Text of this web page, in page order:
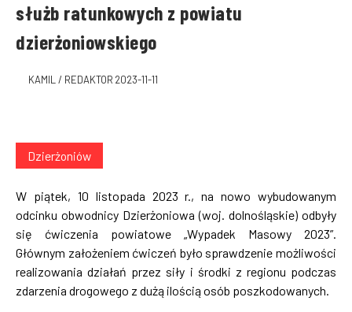
służb ratunkowych z powiatu
dzierżoniowskiego
KAMIL / REDAKTOR 2023-11-11
Dzierżoniów
W piątek, 10 listopada 2023 r., na nowo wybudowanym
odcinku obwodnicy Dzierżoniowa (woj. dolnośląskie) odbyły
się ćwiczenia powiatowe „Wypadek Masowy 2023”.
Głównym założeniem ćwiczeń było sprawdzenie możliwości
realizowania działań przez siły i środki z regionu podczas
zdarzenia drogowego z dużą ilością osób poszkodowanych.